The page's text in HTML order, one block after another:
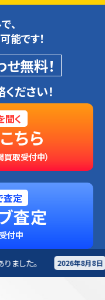
、
です！
無料！
ださい！
聞く
ちら
取受付中）
査定
査定
付中
月8日 札幌市 カメラ買取査